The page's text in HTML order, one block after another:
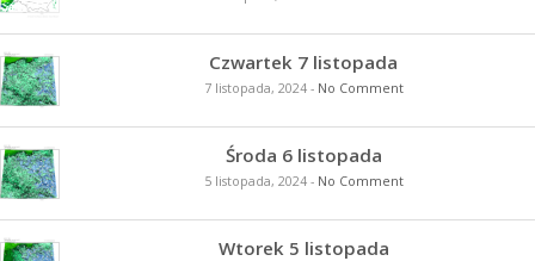
Czwartek 7 listopada
7 listopada, 2024- No Comment
Środa 6 listopada
5 listopada, 2024- No Comment
Wtorek 5 listopada